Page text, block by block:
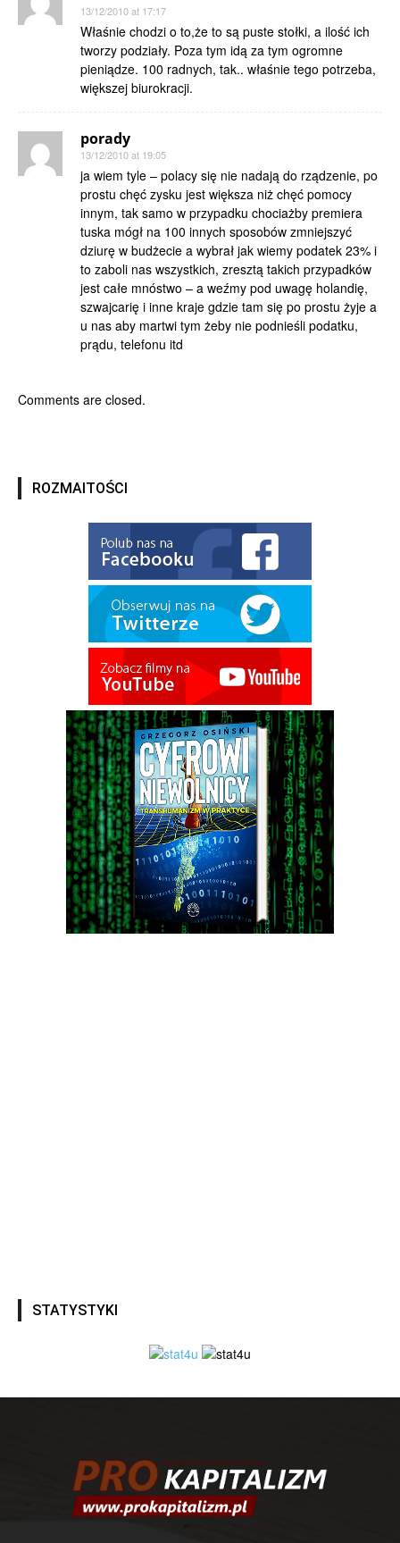
13/12/2010 at 17:17
Właśnie chodzi o to,że to są puste stołki, a ilość ich
tworzy podziały. Poza tym idą za tym ogromne
pieniądze. 100 radnych, tak.. właśnie tego potrzeba,
większej biurokracji.
porady
13/12/2010 at 19:05
ja wiem tyle – polacy się nie nadają do rządzenie, po
prostu chęć zysku jest większa niż chęć pomocy
innym, tak samo w przypadku chociażby premiera
tuska mógł na 100 innych sposobów zmniejszyć
dziurę w budżecie a wybrał jak wiemy podatek 23% i
to zaboli nas wszystkich, zresztą takich przypadków
jest całe mnóstwo – a weźmy pod uwagę holandię,
szwajcarię i inne kraje gdzie tam się po prostu żyje a
u nas aby martwi tym żeby nie podnieśli podatku,
prądu, telefonu itd
Comments are closed.
ROZMAITOŚCI
STATYSTYKI